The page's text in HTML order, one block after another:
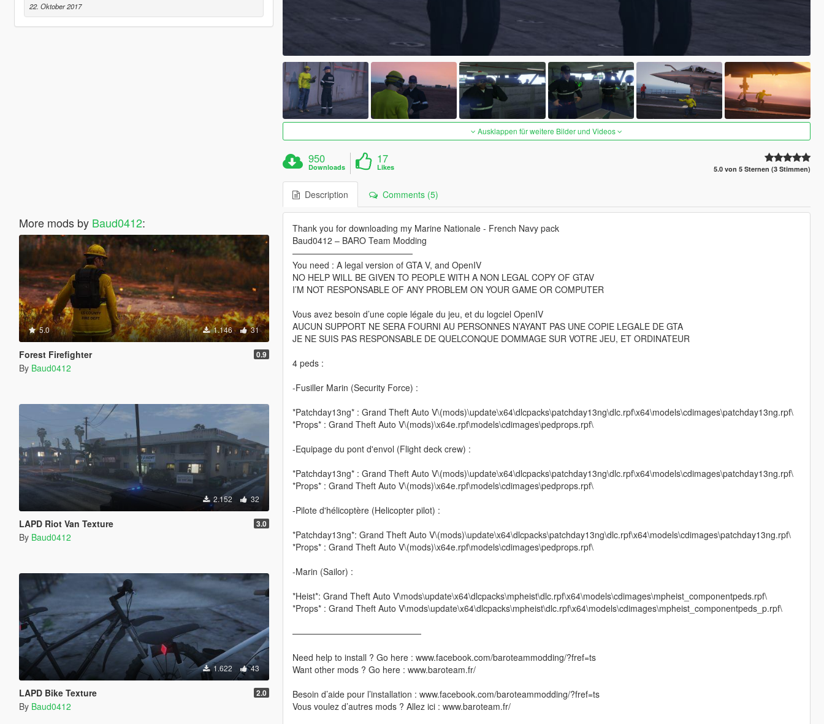
22. Oktober 2017
More mods by Baud0412:
5.0 1.146 31
Forest Firefighter 0.9
By Baud0412
2.152 32
LAPD Riot Van Texture 3.0
By Baud0412
1.622 43
LAPD Bike Texture 2.0
By Baud0412
Ausklappen für weitere Bilder und Videos
950
Downloads
17
Likes 5.0 von 5 Sternen (3 Stimmen)
Description Comments (5)
Thank you for downloading my Marine Nationale - French Navy pack
Baud0412 – BARO Team Modding
——————————————
You need : A legal version of GTA V, and OpenIV
NO HELP WILL BE GIVEN TO PEOPLE WITH A NON LEGAL COPY OF GTAV
I’M NOT RESPONSABLE OF ANY PROBLEM ON YOUR GAME OR COMPUTER
Vous avez besoin d’une copie légale du jeu, et du logciel OpenIV
AUCUN SUPPORT NE SERA FOURNI AU PERSONNES N’AYANT PAS UNE COPIE LEGALE DE GTA
JE NE SUIS PAS RESPONSABLE DE QUELCONQUE DOMMAGE SUR VOTRE JEU, ET ORDINATEUR
4 peds :
-Fusiller Marin (Security Force) :
*Patchday13ng* : Grand Theft Auto V\(mods)\update\x64\dlcpacks\patchday13ng\dlc.rpf\x64\models\cdimages\patchday13ng.rpf\
*Props* : Grand Theft Auto V\(mods)\x64e.rpf\models\cdimages\pedprops.rpf\
-Equipage du pont d'envol (Flight deck crew) :
*Patchday13ng* : Grand Theft Auto V\(mods)\update\x64\dlcpacks\patchday13ng\dlc.rpf\x64\models\cdimages\patchday13ng.rpf\
*Props* : Grand Theft Auto V\(mods)\x64e.rpf\models\cdimages\pedprops.rpf\
-Pilote d'hélicoptère (Helicopter pilot) :
*Patchday13ng*: Grand Theft Auto V\(mods)\update\x64\dlcpacks\patchday13ng\dlc.rpf\x64\models\cdimages\patchday13ng.rpf\
*Props* : Grand Theft Auto V\(mods)\x64e.rpf\models\cdimages\pedprops.rpf\
-Marin (Sailor) :
*Heist*: Grand Theft Auto V\mods\update\x64\dlcpacks\mpheist\dlc.rpf\x64\models\cdimages\mpheist_componentpeds.rpf\
*Props* : Grand Theft Auto V\mods\update\x64\dlcpacks\mpheist\dlc.rpf\x64\models\cdimages\mpheist_componentpeds_p.rpf\
———————————————
Need help to install ? Go here : www.facebook.com/baroteammodding/?fref=ts
Want other mods ? Go here : www.baroteam.fr/
Besoin d’aide pour l’installation : www.facebook.com/baroteammodding/?fref=ts
Vous voulez d’autres mods ? Allez ici : www.baroteam.fr/